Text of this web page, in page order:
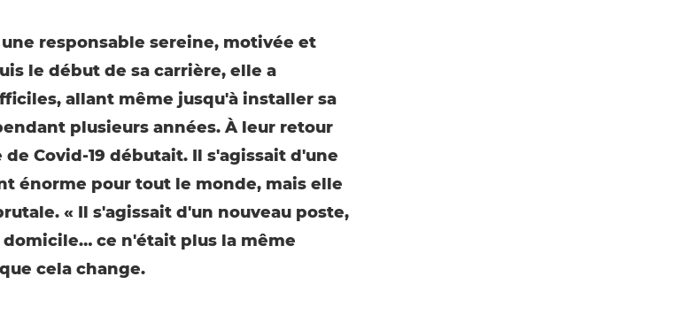
responsable sereine, motivée et
le début de sa carrière, elle a
allant même jusqu'à installer sa
plusieurs années. À leur retour
Covid-19 débutait. Il s'agissait d'une
énorme pour tout le monde, mais elle
« Il s'agissait d'un nouveau poste,
ce n'était plus la même
cela change.